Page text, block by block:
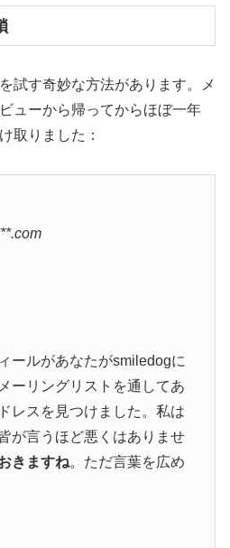
試す奇妙な方法があります。メ
ューから帰ってからほぼ一年
取りました：
ールがあなたがsmiledogに
ーリングリストを通してあ
レスを見つけました。私は
が言うほど悪くはありませ
きますね。ただ言葉を広め